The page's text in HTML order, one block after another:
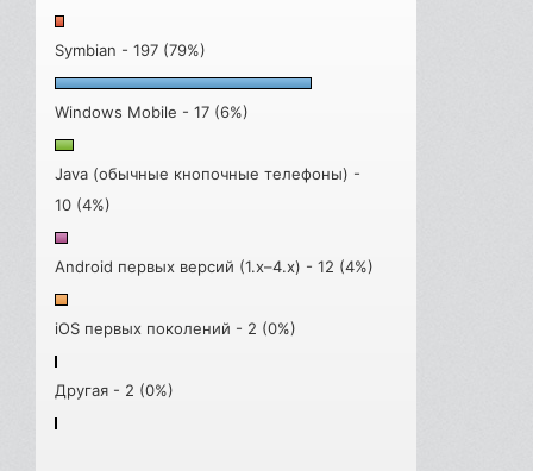
Symbian - 197 (79%)
Windows Mobile - 17 (6%)
Java (обычные кнопочные телефоны) -
10 (4%)
Android первых версий (1.x–4.x) - 12 (4%)
iOS первых поколений - 2 (0%)
Другая - 2 (0%)